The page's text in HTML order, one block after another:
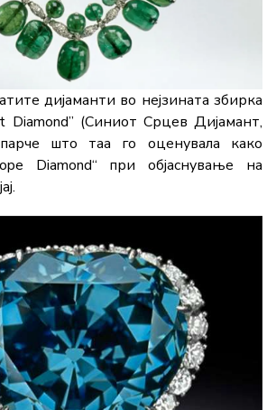
дијаманти во нејзината збирка
Diamond” (Синиот Срцев Дијамант,
што таа го оценувала како
Diamond“ при објаснување на